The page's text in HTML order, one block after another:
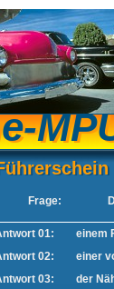
Frage:
01:
einem
02:
einer
03:
der